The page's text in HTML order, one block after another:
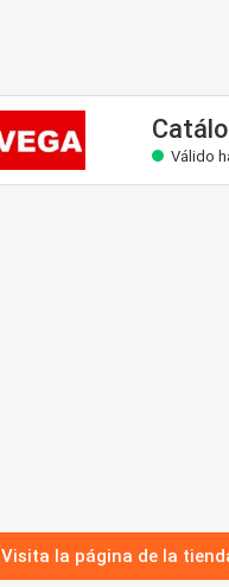
Válido
Visita la página de la